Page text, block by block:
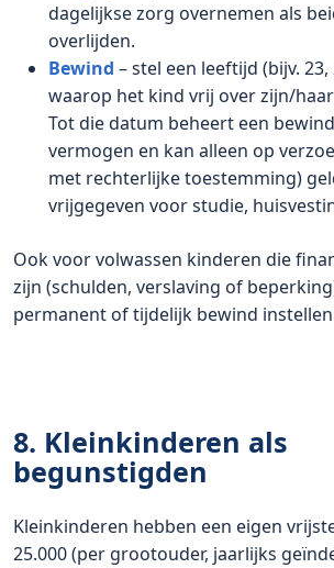
dagelijkse zorg overnemen als
overlijden.
Bewind – stel een leeftijd (bijv.
waarop het kind vrij over zijn/
Tot die datum beheert een
vermogen en kan alleen op
met rechterlijke toestemming)
vrijgegeven voor studie,
Ook voor volwassen kinderen die
zijn (schulden, verslaving of
permanent of tijdelijk bewind
8. Kleinkinderen als
begunstigden
Kleinkinderen hebben een eigen
25.000 (per grootouder, jaarlijks